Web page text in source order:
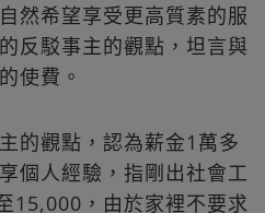
然希望享受更高質素的服
反駁事主的觀點，坦言與
使費。
的觀點，認為薪金1萬多
個人經驗，指剛出社會工
15,000，由於家裡不要求